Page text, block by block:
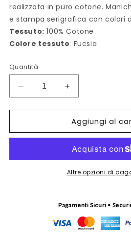
realizzata in puro cotone.
e stampa serigrafica con colori
Tessuto: 100% Cotone
Colore tessuto: Fucsia
Quantità
Diminuisci
quantità
per
bambina
Aumenta
quantità
per
T-
bambina
picciridda
Aggiungi al
Altre opzioni di
Pagamenti Sicuri •